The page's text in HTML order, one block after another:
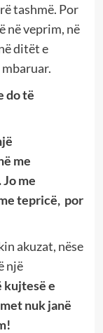
tashmë. Por
në veprim, në
ditët e
do të
me
Jo me
tepricë, por
akuzat, nëse
një
kujtesë e
nuk janë